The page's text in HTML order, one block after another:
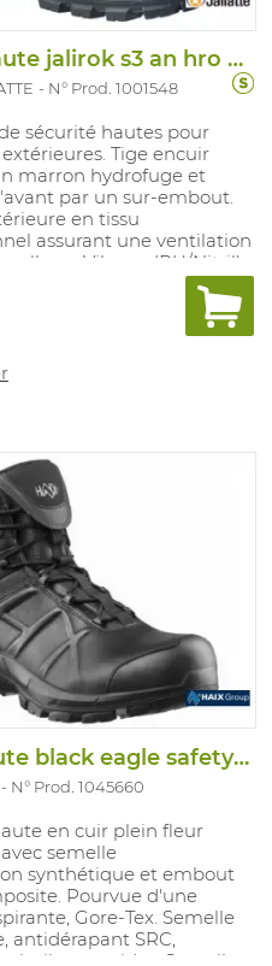
Chauss haute jalirok s3 an hro hi ci src
N° Prod. 1001548
sécurité hautes pour
Tige encuir
marron hydrofuge et
par un sur-embout.
en tissu
assurant une ventilation
en Vibram (PU/Nitril).
chaleur jusqu'à 300 °C,
et aux huiles.
générales et les
AN HI CI HRO SRC.
Chaus haute black eagle safety 50 mid s3
N° Prod. 1045660
en cuir plein fleur
semelle
synthétique et embout
Pourvue d'une
Gore-Tex. Semelle
antidérapant SRC,
huiles et acides. Semelle